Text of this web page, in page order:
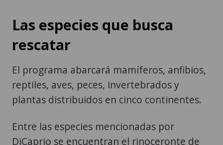
Las especies que busca
rescatar
El programa abarcará mamíferos, anfibios,
reptiles, aves, peces, invertebrados y
plantas distribuidos en cinco continentes.
Entre las especies mencionadas por
DiCaprio se encuentran el rinoceronte de